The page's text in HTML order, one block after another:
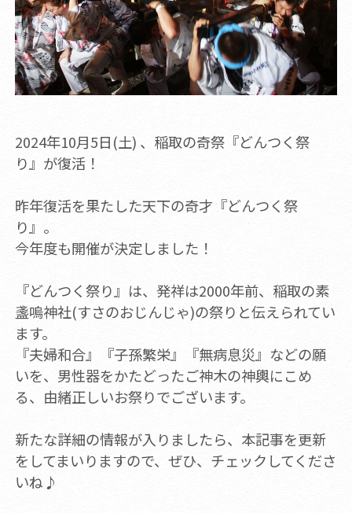
2024年10月5日(土) 、稲取の奇祭『どんつく祭
り』が復活！
昨年復活を果たした天下の奇才『どんつく祭
り』。
今年度も開催が決定しました！
『どんつく祭り』は、発祥は2000年前、稲取の素
盞嗚神社(すさのおじんじゃ)の祭りと伝えられてい
ます。
『夫婦和合』『子孫繁栄』『無病息災』などの願
いを、男性器をかたどったご神木の神輿にこめ
る、由緒正しいお祭りでございます。
新たな詳細の情報が入りましたら、本記事を更新
をしてまいりますので、ぜひ、チェックしてくださ
いね♪